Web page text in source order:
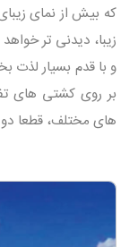
که بیش از نمای
زیبا، دیدنی تر
و با قدم بسیار لذت
بر روی کشتی های
های مختلف، قطعا